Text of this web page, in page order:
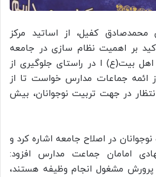
کفیل، از اساتید مرکز
بر اهمیت نظام سازی در جامعه
اهل بیت(ع) ا در راستای جلوگیری از
جماعات مدارس خواست تا از
در جهت تربیت نوجوانان، بیش
در اصلاح جامعه اشاره کرد و
امامان جماعت مدارس افزود:
مشغول انجام وظیفه هستند،